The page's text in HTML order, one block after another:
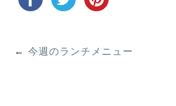
← 今週のランチメニュー